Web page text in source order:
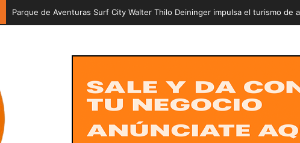
Puerta del Diablo recibe a decenas de turistas durante las Fiestas Agostinas